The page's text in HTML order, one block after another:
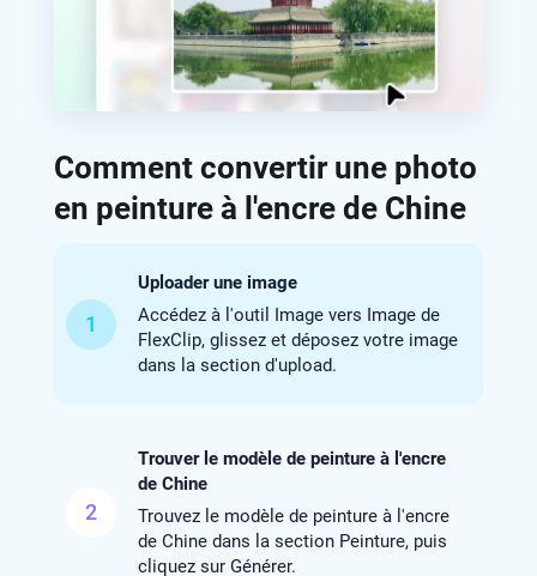
Comment convertir une photo
en peinture à l'encre de Chine
1
Uploader une image
Accédez à l'outil Image vers Image de
FlexClip, glissez et déposez votre image
dans la section d'upload.
2
Trouver le modèle de peinture à l'encre
de Chine
Trouvez le modèle de peinture à l'encre
de Chine dans la section Peinture, puis
cliquez sur Générer.